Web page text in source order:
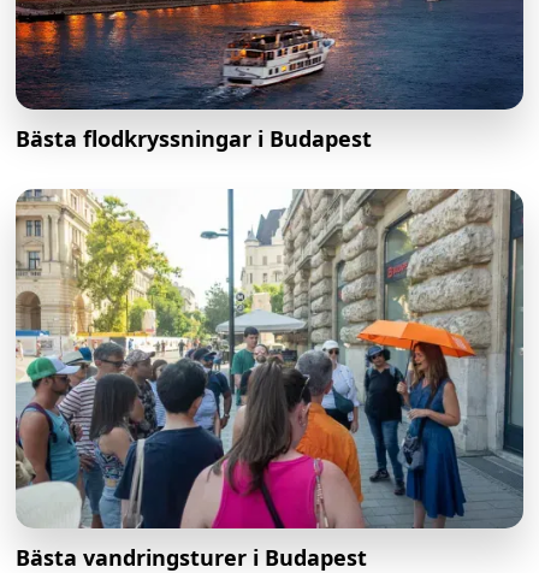
Bästa flodkryssningar i Budapest
Bästa vandringsturer i Budapest